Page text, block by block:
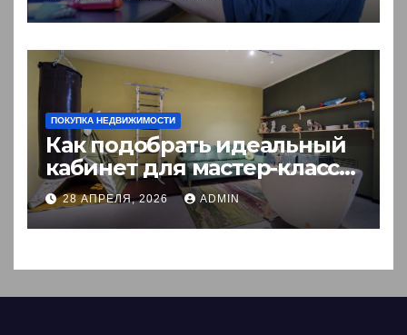
ПОКУПКА НЕДВИЖИМОСТИ
Как подобрать идеальный
кабинет для мастер-класса:
пошаговый гид
28 АПРЕЛЯ, 2026 ADMIN